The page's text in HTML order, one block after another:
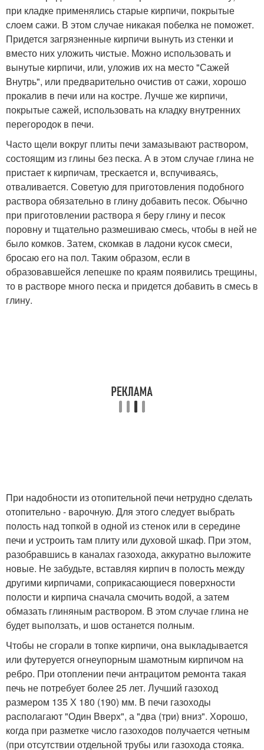
при кладке применялись старые кирпичи, покрытые
слоем сажи. В этом случае никакая побелка не поможет.
Придется загрязненные кирпичи вынуть из стенки и
вместо них уложить чистые. Можно использовать и
вынутые кирпичи, или, уложив их на место "Сажей
Внутрь", или предварительно очистив от сажи, хорошо
прокалив в печи или на костре. Лучше же кирпичи,
покрытые сажей, использовать на кладку внутренних
перегородок в печи.
Часто щели вокруг плиты печи замазывают раствором,
состоящим из глины без песка. А в этом случае глина не
пристает к кирпичам, трескается и, вспучиваясь,
отваливается. Советую для приготовления подобного
раствора обязательно в глину добавить песок. Обычно
при приготовлении раствора я беру глину и песок
поровну и тщательно размешиваю смесь, чтобы в ней не
было комков. Затем, скомкав в ладони кусок смеси,
бросаю его на пол. Таким образом, если в
образовавшейся лепешке по краям появились трещины,
то в растворе много песка и придется добавить в смесь в
глину.
При надобности из отопительной печи нетрудно сделать
отопительно - варочную. Для этого следует выбрать
полость над топкой в одной из стенок или в середине
печи и устроить там плиту или духовой шкаф. При этом,
разобравшись в каналах газохода, аккуратно выложите
новые. Не забудьте, вставляя кирпич в полость между
другими кирпичами, соприкасающиеся поверхности
полости и кирпича сначала смочить водой, а затем
обмазать глиняным раствором. В этом случае глина не
будет выползать, и шов останется полным.
Чтобы не сгорали в топке кирпичи, она выкладывается
или футеруется огнеупорным шамотным кирпичом на
ребро. При отоплении печи антрацитом ремонта такая
печь не потребует более 25 лет. Лучший газоход
размером 135 Х 180 (190) мм. В печи газоходы
располагают "Один Вверх", а "два (три) вниз". Хорошо,
когда при разметке число газоходов получается четным
(при отсутствии отдельной трубы или газохода стояка.